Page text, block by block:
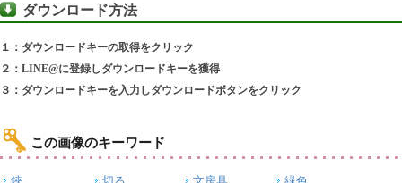
ダウンロード方法
１：ダウンロードキーの取得をクリック
２：LINE@に登録しダウンロードキーを獲得
３：ダウンロードキーを入力しダウンロードボタンをクリック
この画像のキーワード